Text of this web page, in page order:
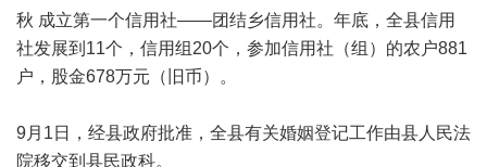
秋 成立第一个信用社——团结乡信用社。年底，全县信用
社发展到11个，信用组20个，参加信用社（组）的农户881
户，股金678万元（旧币）。
9月1日，经县政府批准，全县有关婚姻登记工作由县人民法
院移交到县民政科。